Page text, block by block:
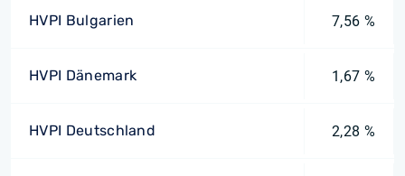
HVPI Bulgarien 7,56 %
HVPI Dänemark 1,67 %
HVPI Deutschland 2,28 %